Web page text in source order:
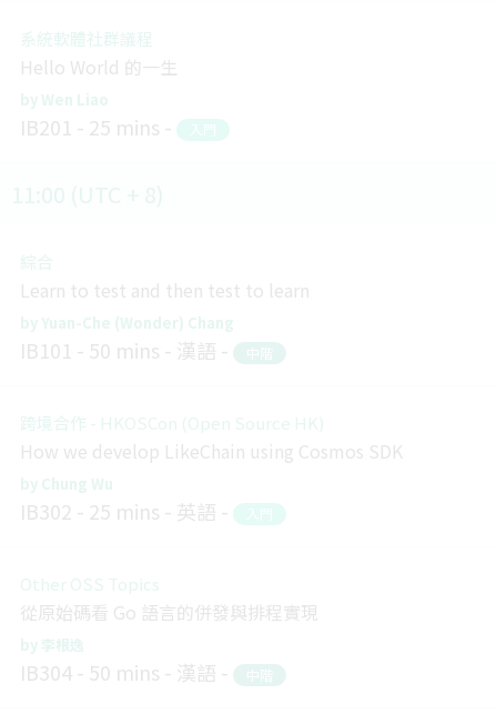
系統軟體社群議程
Hello World 的一生
Wen Liao
IB201 25 mins 入門
綜合
Learn to test and then test to learn
Yuan-Che (Wonder) Chang
IB101 50 mins 漢語 中階
跨境合作 - HKOSCon (Open Source HK)
How we develop LikeChain using Cosmos SDK
Chung Wu
IB302 25 mins 英語 入門
Other OSS Topics
從原始碼看 Go 語言的併發與排程實現
李根逸
IB304 50 mins 漢語 中階